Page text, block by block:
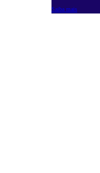
Saiba mais